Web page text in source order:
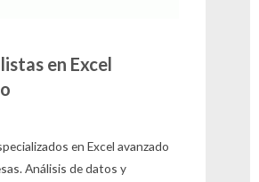
en Excel
en Excel avanzado
Análisis de datos y